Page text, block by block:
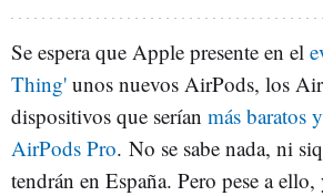
Se espera que Apple presente en el
Thing' unos nuevos AirPods, los
dispositivos que serían más baratos
AirPods Pro. No se sabe nada, ni
tendrán en España. Pero pese a ello,